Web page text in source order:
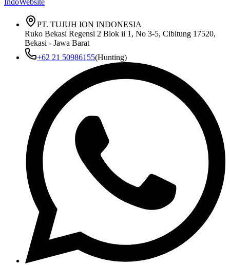
IndoWebsite
PT. TUJUH ION INDONESIA
Ruko Bekasi Regensi 2 Blok ii 1, No 3-5, Cibitung 17520,
Bekasi - Jawa Barat
+62 21 50986155(Hunting)